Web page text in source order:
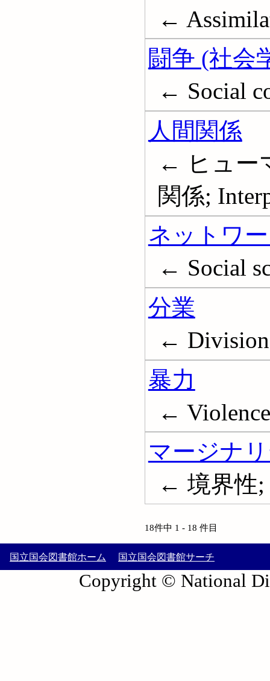
←
闘争 (社会
← Social
人間関係
← ヒュー
関係;
ネットワ
← Social
分業
←
暴力
← Violence
マージナ
← 境界性;
18件中 1 - 18 件目
国立国会図書館ホーム 国立国会図書館サーチ
Copyright © National